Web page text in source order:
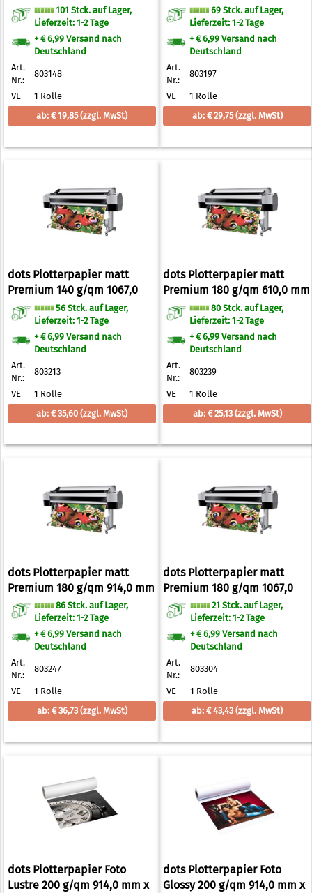
x 30,0 m 101 Stck. auf Lager,
Lieferzeit: 1-2 Tage
+ € 6,99 Versand nach
Deutschland
Art.
Nr.:
803148
VE
1 Rolle
ab: € 19,85(zzgl. MwSt)
x 30,0 m 69 Stck. auf Lager,
Lieferzeit: 1-2 Tage
+ € 6,99 Versand nach
Deutschland
Art.
Nr.:
803197
VE
1 Rolle
ab: € 29,75(zzgl. MwSt)
dots Plotterpapier matt
Premium 140 g/qm 1067,0
mm x 30,0 m56 Stck. auf Lager,
Lieferzeit: 1-2 Tage
+ € 6,99 Versand nach
Deutschland
Art.
Nr.:
803213
VE
1 Rolle
ab: € 35,60 (zzgl. MwSt)
dots Plotterpapier matt
Premium 180 g/qm 610,0 mm
x 30,0 m 80 Stck. auf Lager,
Lieferzeit: 1-2 Tage
+ € 6,99 Versand nach
Deutschland
Art.
Nr.:
803239
VE
1 Rolle
ab: € 25,13(zzgl. MwSt)
dots Plotterpapier matt
Premium 180 g/qm 914,0 mm
x 30,0 m 86 Stck. auf Lager,
Lieferzeit: 1-2 Tage
+ € 6,99 Versand nach
Deutschland
Art.
Nr.:
803247
VE
1 Rolle
ab: € 36,73(zzgl. MwSt)
dots Plotterpapier matt
Premium 180 g/qm 1067,0
mm x 30,0 m21 Stck. auf Lager,
Lieferzeit: 1-2 Tage
+ € 6,99 Versand nach
Deutschland
Art.
Nr.:
803304
VE
1 Rolle
ab: € 43,43(zzgl. MwSt)
dots Plotterpapier Foto
Lustre 200 g/qm 914,0 mm x
dots Plotterpapier Foto
Glossy 200 g/qm 914,0 mm x